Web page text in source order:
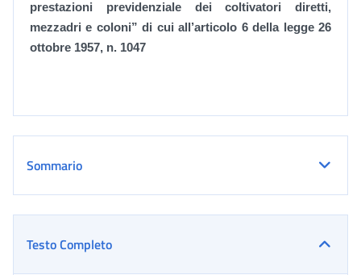
prestazioni previdenziale dei coltivatori diretti,
mezzadri e coloni” di cui all’articolo 6 della legge 26
ottobre 1957, n. 1047
Sommario
Testo Completo